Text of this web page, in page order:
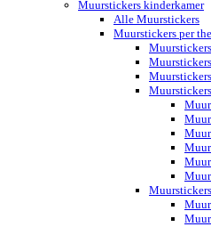
Muurstickers kinderkamer
Alle Muurstickers
Muurstickers per